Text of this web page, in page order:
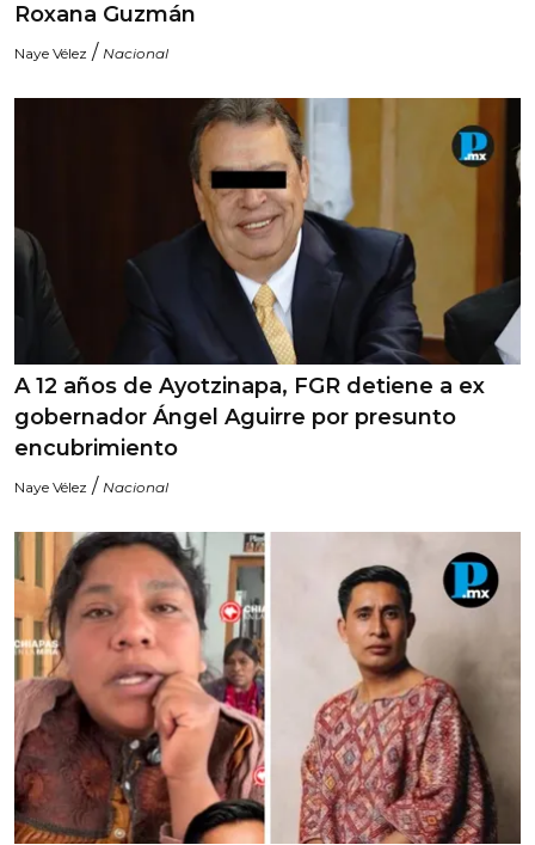
Roxana Guzmán
Naye Vélez / Nacional
A 12 años de Ayotzinapa, FGR detiene a ex
gobernador Ángel Aguirre por presunto
encubrimiento
Naye Vélez / Nacional